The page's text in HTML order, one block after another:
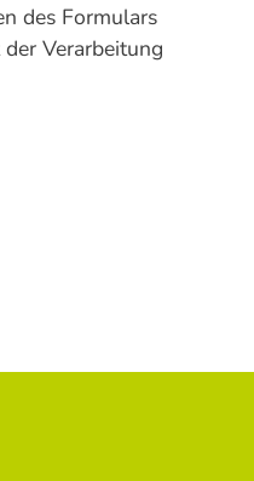
des Formulars
Verarbeitung